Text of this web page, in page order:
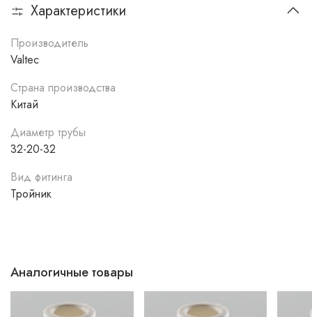
Характеристики
Производитель
Valtec
Страна производства
Китай
Диаметр трубы
32-20-32
Вид фитинга
Тройник
Аналогичные товары